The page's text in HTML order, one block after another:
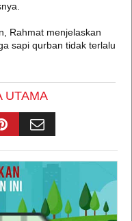
Rahmat menjelaskan
sapi qurban tidak terlalu
UTAMA